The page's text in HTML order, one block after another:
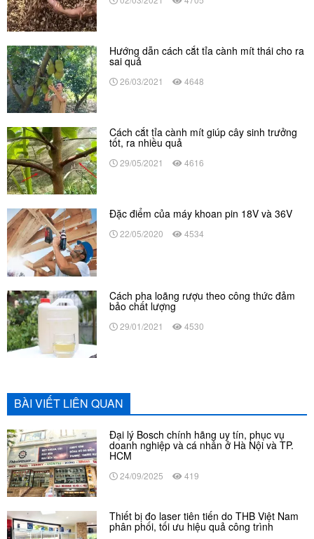
Hướng dẫn cách cắt tỉa cành mít thái cho ra
sai quả
26/03/2021 4648
Cách cắt tỉa cành mít giúp cây sinh trưởng
tốt, ra nhiều quả
29/05/2021 4616
Đặc điểm của máy khoan pin 18V và 36V
22/05/2020 4534
Cách pha loãng rượu theo công thức đảm
bảo chất lượng
29/01/2021 4530
BÀI VIẾT LIÊN QUAN
Đại lý Bosch chính hãng uy tín, phục vụ
doanh nghiệp và cá nhân ở Hà Nội và TP.
HCM
24/09/2025 419
Thiết bị đo laser tiên tiến do THB Việt Nam
phân phối, tối ưu hiệu quả công trình